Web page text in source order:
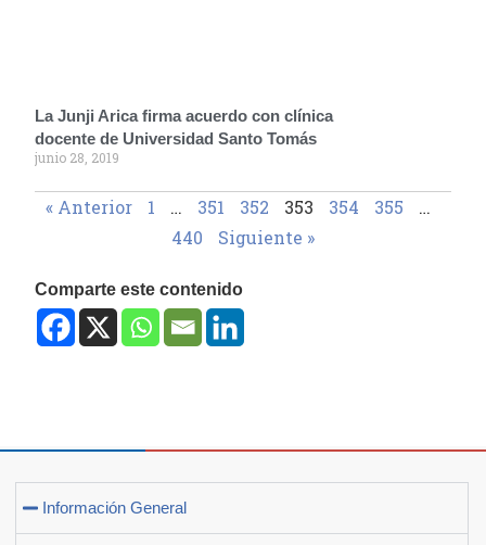
La Junji Arica firma acuerdo con clínica
docente de Universidad Santo Tomás
junio 28, 2019
« Anterior 1 … 351 352 353 354 355
…
440
Siguiente »
Comparte este contenido
Información General